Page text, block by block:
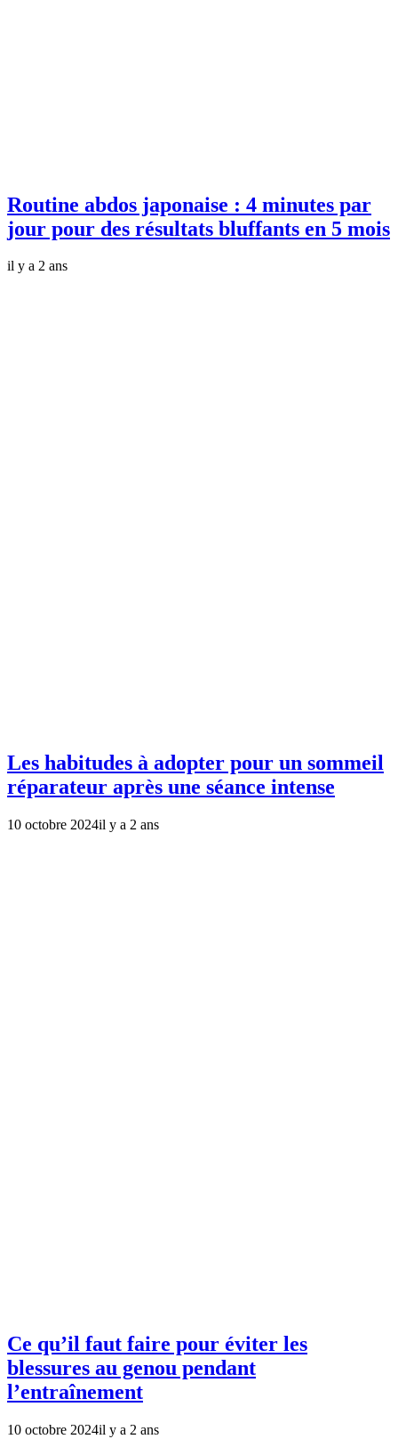
Routine abdos japonaise : 4 minutes par
jour pour des résultats bluffants en 5 mois
il y a 2 ans
Les habitudes à adopter pour un sommeil
réparateur après une séance intense
10 octobre 2024il y a 2 ans
Ce qu’il faut faire pour éviter les
blessures au genou pendant
l’entraînement
10 octobre 2024il y a 2 ans